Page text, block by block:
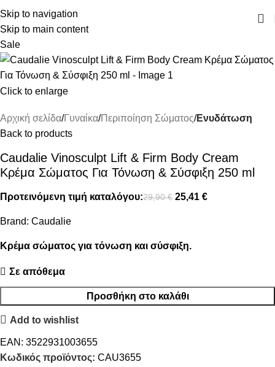
Skip to navigation
Skip to main content
ΔΩΡΕΑΝ ΜΕΤΑΦΟΡΙΚΑ ΑΝΩ ΤΩΝ 45€
Sale
Click to enlarge
Αρχική σελίδα Γυναίκα Περιποίηση Σώματος Ενυδάτωση
Back to products
Caudalie Vinosculpt Lift & Firm Body Cream
Κρέμα Σώματος Για Τόνωση & Σύσφιξη 250 ml
Προτεινόμενη τιμή καταλόγου:29,90€ 25,41 €
Brand: Caudalie
Κρέμα σώματος για τόνωση και σύσφιξη.
Σε απόθεμα
Προσθήκη στο καλάθι
Add to wishlist
EAN: 3522931003655
Κωδικός προϊόντος: CAU3655